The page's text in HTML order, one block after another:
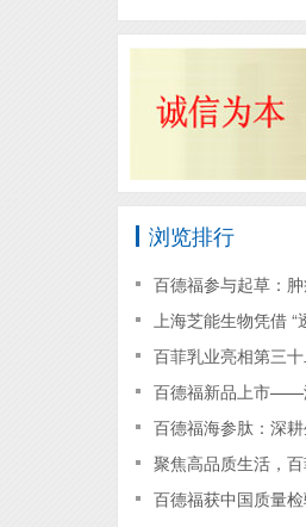
浏览排行
百德福参与起草：
上海芝能生物凭借 “
百菲乳业亮相第三
百德福新品上市——
百德福海参肽：深
聚焦高品质生活，
百德福获中国质量